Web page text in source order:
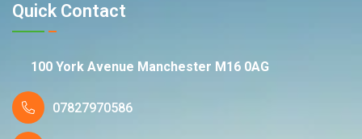
Quick Contact
100 York Avenue Manchester M16 0AG
07827970586